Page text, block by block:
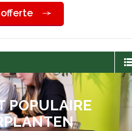
POPULAIRE